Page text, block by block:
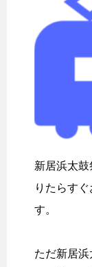
新居浜太
りたらす
す。
ただ新居